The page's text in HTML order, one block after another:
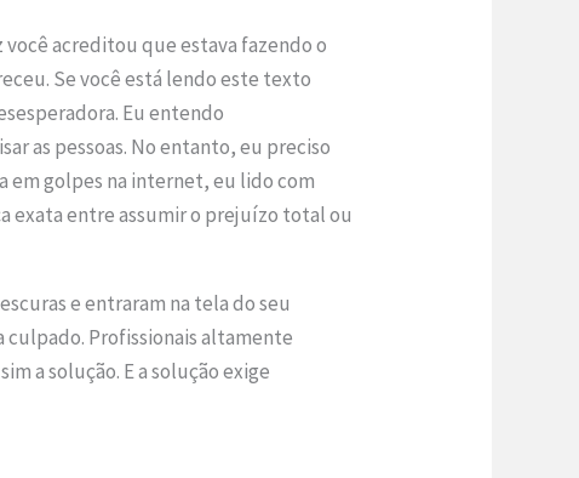
você acreditou que estava fazendo o
Se você está lendo este texto
Eu entendo
as pessoas. No entanto, eu preciso
em golpes na internet, eu lido com
exata entre assumir o prejuízo total ou
e entraram na tela do seu
culpado. Profissionais altamente
a solução. E a solução exige